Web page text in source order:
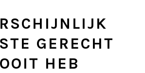
GERECHT
HEB